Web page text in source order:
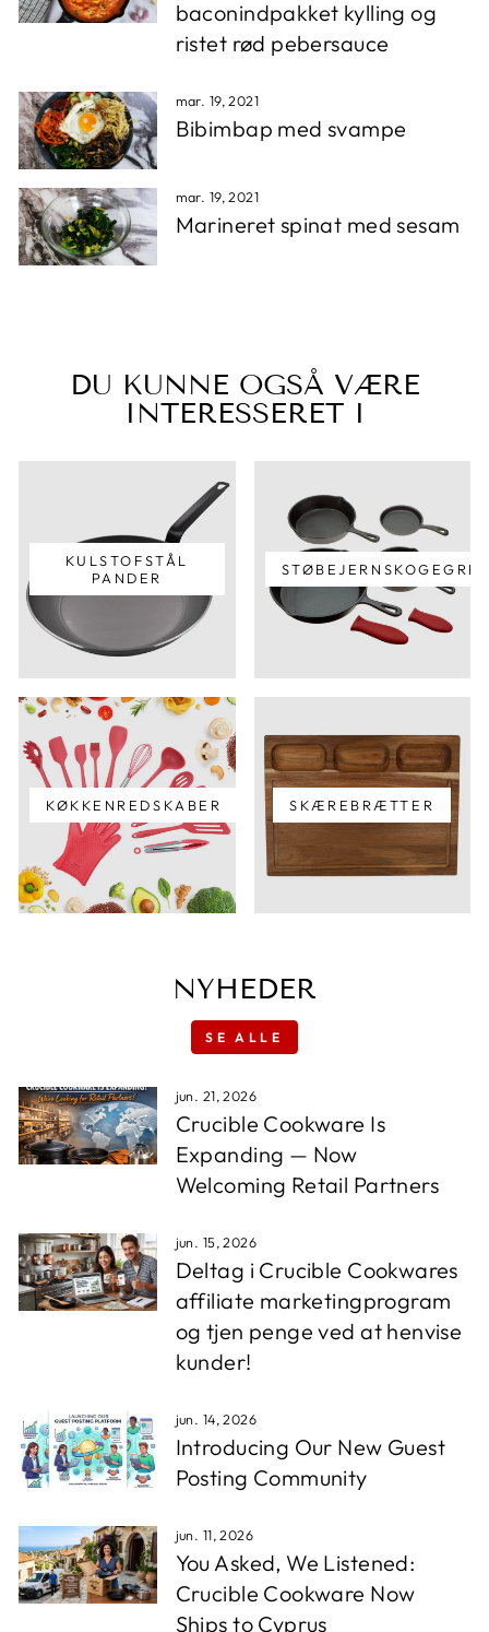
baconindpakket kylling og
ristet rød pebersauce
mar. 19, 2021
Bibimbap med svampe
mar. 19, 2021
Marineret spinat med sesam
DU KUNNE OGSÅ VÆRE
INTERESSERET I
KULSTOFSTÅL
PANDER
STØBEJERNSKOGEGREJ
KØKKENREDSKABER SKÆREBRÆTTER
NYHEDER
SE ALLE
jun. 21, 2026
Crucible Cookware Is
Expanding — Now
Welcoming Retail Partners
jun. 15, 2026
Deltag i Crucible Cookwares
affiliate marketingprogram
og tjen penge ved at henvise
kunder!
jun. 14, 2026
Introducing Our New Guest
Posting Community
jun. 11, 2026
You Asked, We Listened:
Crucible Cookware Now
Ships to Cyprus